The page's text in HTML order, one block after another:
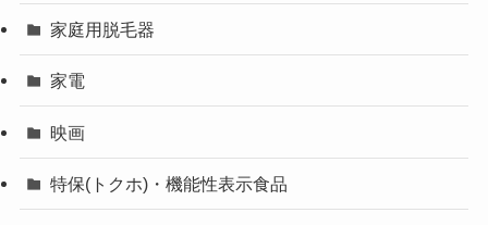
家庭用脱毛器
家電
映画
特保(トクホ)・機能性表示食品